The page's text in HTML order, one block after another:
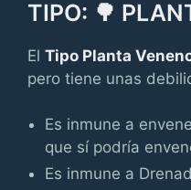
TIPO: 🌳
El Tipo Planta
pero tiene unas
Es inmune a
que sí podría
Es inmune a